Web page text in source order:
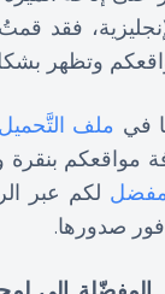
وتظهر
في ملف التَّحميل
مواقعكم بنقرة
مفضل لكم عبر
صدورها.